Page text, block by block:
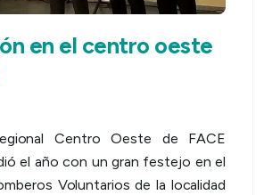
en el centro oeste
Centro Oeste de FACE
el año con un gran festejo en el
Voluntarios de la localidad